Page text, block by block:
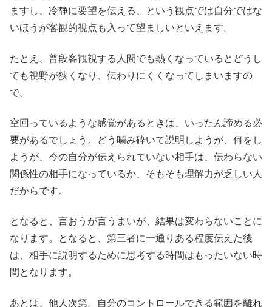
ますし、冷静に要望を伝える、という観点では自分ではな
いほうが客観的視点も入って望ましいといえます。
たとえ、普段客観視する人間でも熱くなっているとどうし
ても視野が狭くなり、伝わりにくくなってしまいますの
で。
空回っているような感覚があるときは、いったん諦める必
要があるでしょう。どう噛み砕いて説明しようが、何をし
ようが、今の自分が伝えられていない相手は、伝わらない
関係性の相手になっているか、そもそも理解力が乏しい人
だからです。
となると、言おうが言うまいが、結果は変わらないことに
なります。となると、第三者に一通りある程度伝えた後
は、相手に説明するために思考する時間はもったいない時
間となります。
あとは、他人次第。自分のコントロールできる範囲を離れ